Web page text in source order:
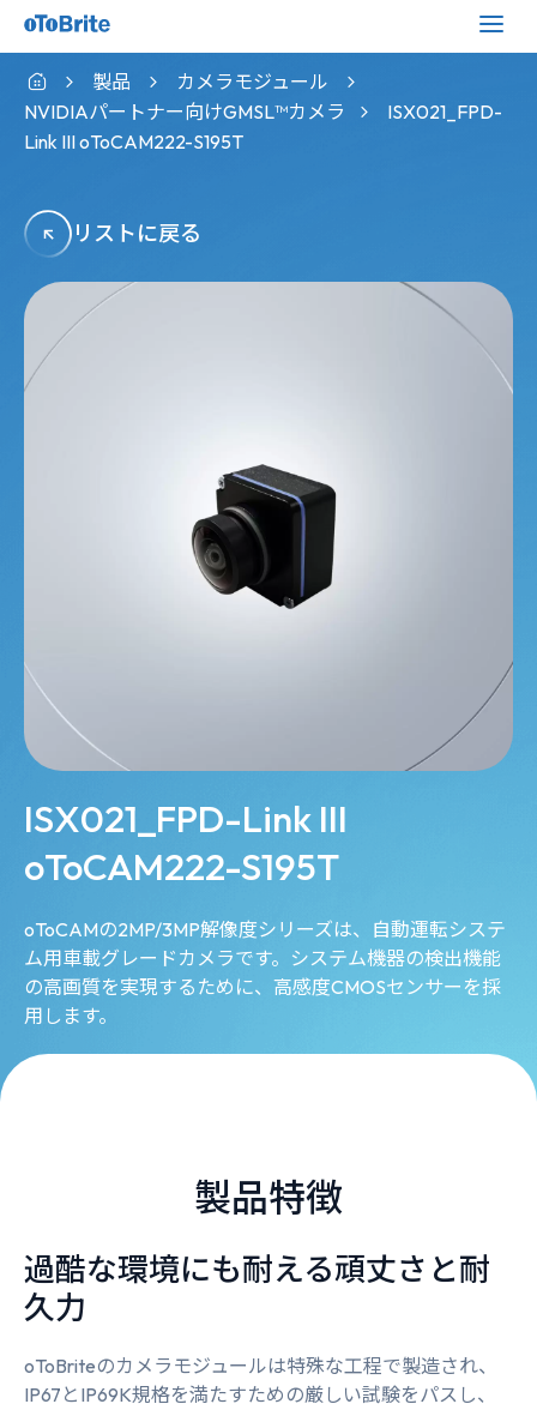
製品
カメラモジュール
NVIDIAパートナー向けGMSL™カメラ
ISX021_FPD-
Link III oToCAM222-S195T
リストに戻る
ISX021_FPD-Link III
oToCAM222-S195T
oToCAMの2MP/3MP解像度シリーズは、自動運転システ
ム用車載グレードカメラです。システム機器の検出機能
の高画質を実現するために、高感度CMOSセンサーを採
用します。
製品特徴
過酷な環境にも耐える頑丈さと耐
久力
oToBriteのカメラモジュールは特殊な工程で製造され、
IP67とIP69K規格を満たすための厳しい試験をパスし、